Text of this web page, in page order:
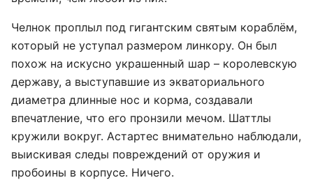
Челнок проплыл под гигантским святым кораблём,
который не уступал размером линкору. Он был
похож на искусно украшенный шар – королевскую
державу, а выступавшие из экваториального
диаметра длинные нос и корма, создавали
впечатление, что его пронзили мечом. Шаттлы
кружили вокруг. Астартес внимательно наблюдали,
выискивая следы повреждений от оружия и
пробоины в корпусе. Ничего.